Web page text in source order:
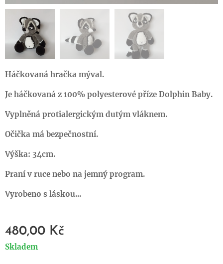
Háčkovaná hračka mýval.
Je háčkovaná z 100% polyesterové příze Dolphin Baby.
Vyplněná protialergickým dutým vláknem.
Očička má bezpečnostní.
Výška: 34cm.
Praní v ruce nebo na jemný program.
Vyrobeno s láskou...
480,00 Kč
Skladem